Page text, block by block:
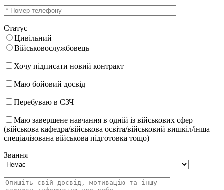
Статус
Цивільний
Військовослужбовець
Хочу підписати новий контракт
Маю бойовий досвід
Перебуваю в СЗЧ
Маю завершене навчання в одній із військових сфер
(військова кафедра/військова освіта/військовий вишкіл/інша
спеціалізована військова підготовка тощо)
Звання